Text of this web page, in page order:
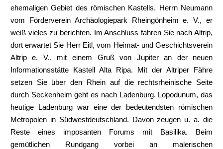
ehemaligen Gebiet des römischen Kastells, Herrn Neumann
vom Förderverein Archäologiepark Rheingönheim e. V., er
weiß vieles zu berichten. Im Anschluss fahren Sie nach Altrip,
dort erwartet Sie Herr Eitl, vom Heimat- und Geschichtsverein
Altrip e. V., mit einem Gruß von Jupiter an der neuen
Informationsstätte Kastell Alta Ripa. Mit der Altriper Fähre
setzen Sie über den Rhein auf die rechtsrheinische Seite
durch Seckenheim geht es nach Ladenburg. Lopodunum, das
heutige Ladenburg war eine der bedeutendsten römischen
Metropolen in Südwestdeutschland. Davon zeugen u. a. die
Reste eines imposanten Forums mit Basilika. Beim
gemütlichen Rundgang vorbei an malerischen